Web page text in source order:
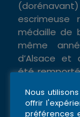
(dorénavant)
médaille de
même
d’Alsace et
été
de trente
titres de
Nous
offrir
préférences